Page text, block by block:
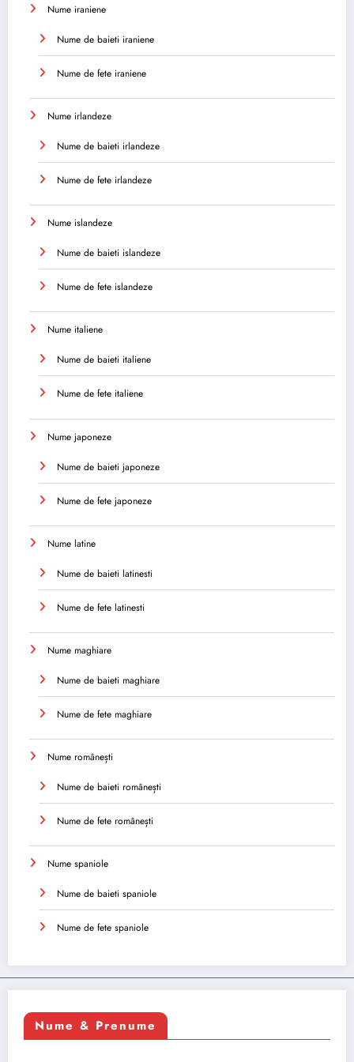
Nume iraniene
Nume de baieti iraniene
Nume de fete iraniene
Nume irlandeze
Nume de baieti irlandeze
Nume de fete irlandeze
Nume islandeze
Nume de baieti islandeze
Nume de fete islandeze
Nume italiene
Nume de baieti italiene
Nume de fete italiene
Nume japoneze
Nume de baieti japoneze
Nume de fete japoneze
Nume latine
Nume de baieti latinesti
Nume de fete latinesti
Nume maghiare
Nume de baieti maghiare
Nume de fete maghiare
Nume românești
Nume de baieti românești
Nume de fete românești
Nume spaniole
Nume de baieti spaniole
Nume de fete spaniole
Nume & Prenume